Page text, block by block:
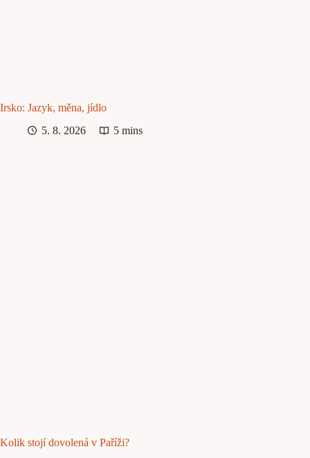
Irsko: Jazyk, měna, jídlo
5. 8. 2026
5 mins
Kolik stojí dovolená v Paříži?